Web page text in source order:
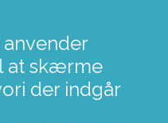
at skærme
der indgår